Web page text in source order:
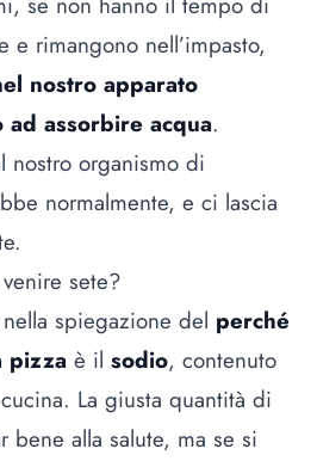
e rimangono nell’impasto,
nostro apparato
assorbire acqua.
nostro organismo di
normalmente, e ci lascia
sete?
spiegazione del perché
pizza è il sodio, contenuto
La giusta quantità di
bene alla salute, ma se si